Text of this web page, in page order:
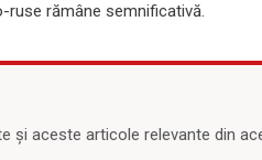
ruse rămâne semnificativă.
și aceste articole relevante din